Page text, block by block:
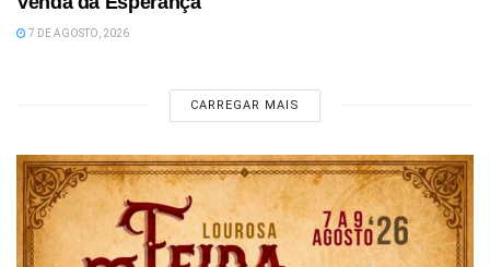
7 DE AGOSTO, 2026
CARREGAR MAIS